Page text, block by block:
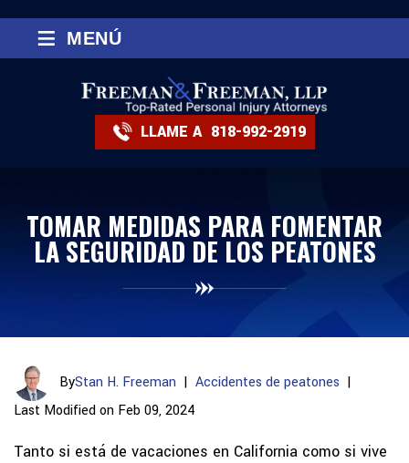
LLAME A 818-992-2919
≡ MENÚ
TOMAR MEDIDAS PARA FOMENTAR
LA SEGURIDAD DE LOS PEATONES
ByStan H. Freeman | Accidentes de peatones |
Last Modified on Feb 09, 2024
Tanto si está de vacaciones en California como si vive